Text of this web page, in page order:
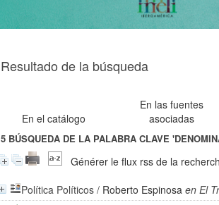
Resultado de la búsqueda
En el catálogo
En las fuentes
asociadas
5 BÚSQUEDA DE LA PALABRA CLAVE
Générer le flux rss de la
Política Políticos / Roberto Espinosa en El